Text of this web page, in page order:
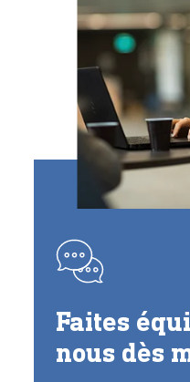
Faites
nous dès